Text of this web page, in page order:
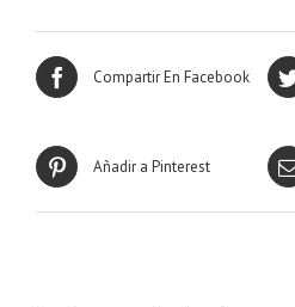
Compartir En Facebook
Añadir a Pinterest